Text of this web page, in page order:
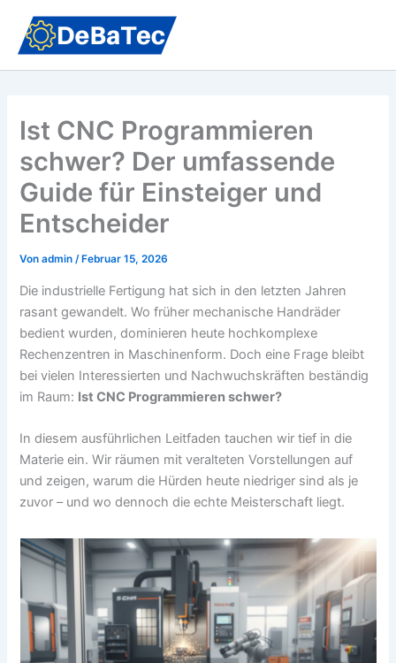
Inhalt
springen
Ist CNC Programmieren
schwer? Der umfassende
Guide für Einsteiger und
Entscheider
Vonadmin/ Februar 15, 2026
Die industrielle Fertigung hat sich in den letzten Jahren
rasant gewandelt. Wo früher mechanische Handräder
bedient wurden, dominieren heute hochkomplexe
Rechenzentren in Maschinenform. Doch eine Frage bleibt
bei vielen Interessierten und Nachwuchskräften beständig
im Raum: Ist CNC Programmieren schwer?
In diesem ausführlichen Leitfaden tauchen wir tief in die
Materie ein. Wir räumen mit veralteten Vorstellungen auf
und zeigen, warum die Hürden heute niedriger sind als je
zuvor – und wo dennoch die echte Meisterschaft liegt.